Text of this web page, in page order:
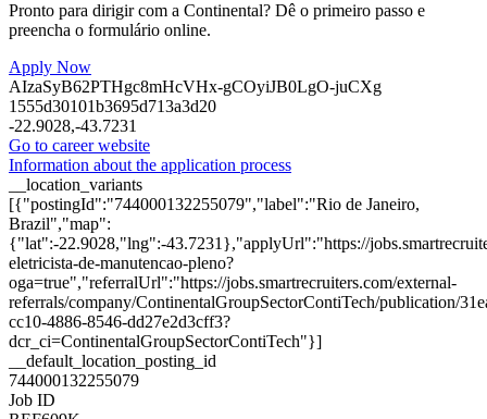
Pronto para dirigir com a Continental? Dê o primeiro passo e
preencha o formulário online.
Apply Now
AIzaSyB62PTHgc8mHcVHx-gCOyiJB0LgO-juCXg
1555d30101b3695d713a3d20
-22.9028,-43.7231
Go to career website
Information about the application process
__location_variants
[{"postingId":"744000132255079","label":"Rio de Janeiro,
Brazil","map":
{"lat":-22.9028,"lng":-43.7231},"applyUrl":"https://
eletricista-de-manutencao-pleno?
oga=true","referralUrl":"https://jobs.smartrecruiters.com/external-
referrals/company/ContinentalGroupSectorContiTech/publication/
cc10-4886-8546-dd27e2d3cff3?
dcr_ci=ContinentalGroupSectorContiTech"}]
__default_location_posting_id
744000132255079
Job ID